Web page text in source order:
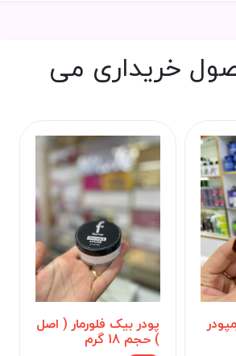
خریداری می
پودر بیک فلورمار ( اصل
) حجم 18 گرم